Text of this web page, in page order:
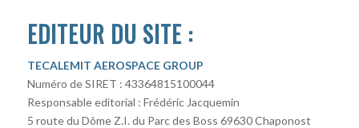
EDITEUR DU SITE :
TECALEMIT AEROSPACE GROUP
Numéro de SIRET : 43364815100044
Responsable editorial : Frédéric Jacquemin
5 route du Dôme Z.I. du Parc des Boss 69630 Chaponost